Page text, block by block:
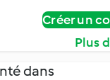
Créer un
Plus
dans